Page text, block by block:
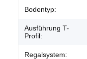
Bodentyp:
Ausführung T-
Profil:
Regalsystem: